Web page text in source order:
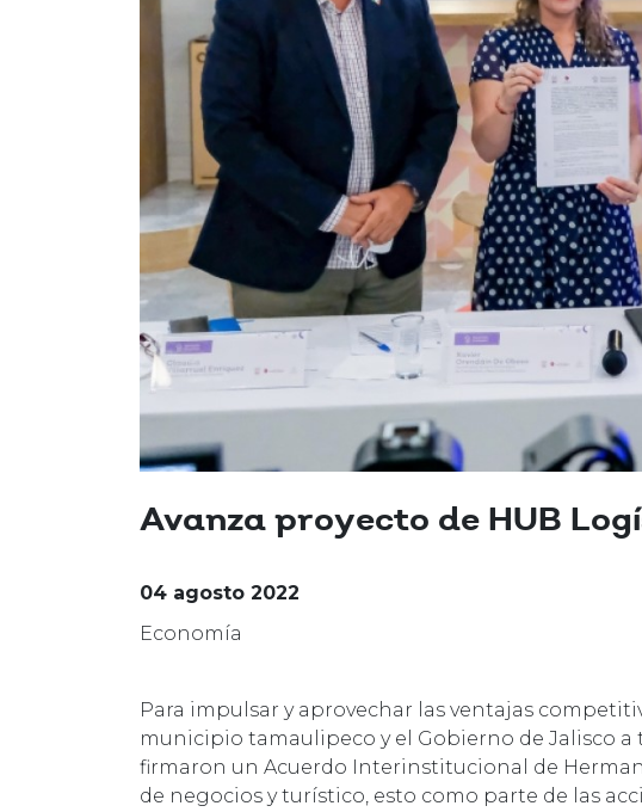
Avanza proyecto de HUB
04 agosto 2022
Economía
Para impulsar y aprovechar las ventajas
municipio tamaulipeco y el Gobierno de Jalisco a
firmaron un Acuerdo Interinstitucional de
de negocios y turístico, esto como parte de las